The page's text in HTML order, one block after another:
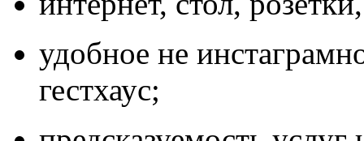
удобное не
гестхаус;